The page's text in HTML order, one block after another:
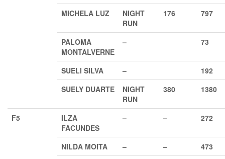
MICHELA LUZ
NIGHT
RUN
176 797
PALOMA
MONTALVERNE
– 73
SUELI SILVA –
192
SUELY DUARTE
NIGHT
RUN
380 1380
F5
ILZA
FACUNDES
– – 272
NILDA MOITA – –
473